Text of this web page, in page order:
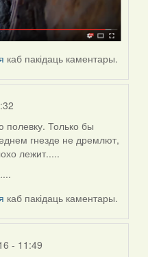
каб пакідаць каментары.
Только бы
гнезде не дремлют,
лежит.....
каб пакідаць каментары.
- 11:49